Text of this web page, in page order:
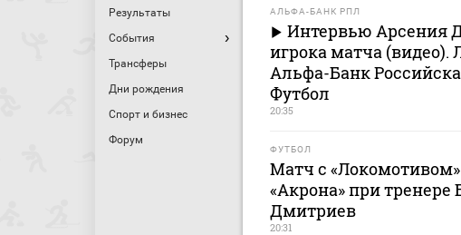
Результаты
События
Трансферы
Дни рождения
Спорт и бизнес
Форум
АЛЬФА-БАНК РПЛ
Интервью Арсения
игрока матча (видео).
Альфа-Банк
Футбол
20:35
ФУТБОЛ
Матч с
«Акрона» при тренере
Дмитриев
20:31